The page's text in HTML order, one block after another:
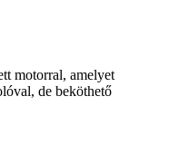
motorral, amelyet
de beköthető